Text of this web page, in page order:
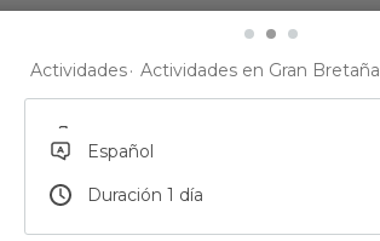
Actividades Actividades en Gran Bretaña
Español
Duración 1 día